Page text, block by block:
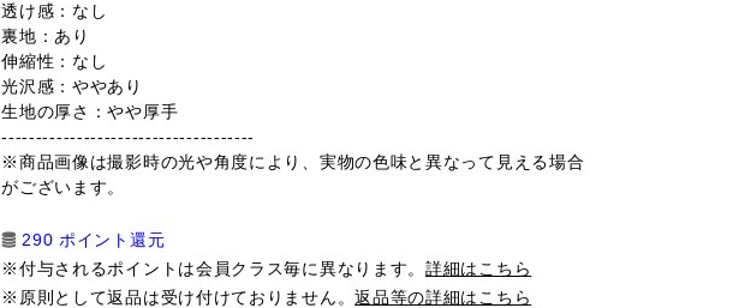
透け感：なし
裏地：あり
伸縮性：なし
光沢感：ややあり
生地の厚さ：やや厚手
-------------------------------------
※商品画像は撮影時の光や角度により、実物の色味と異なって見える場合
がございます。
290 ポイント還元
※付与されるポイントは会員クラス毎に異なります。詳細はこちら
※原則として返品は受け付けておりません。返品等の詳細はこちら